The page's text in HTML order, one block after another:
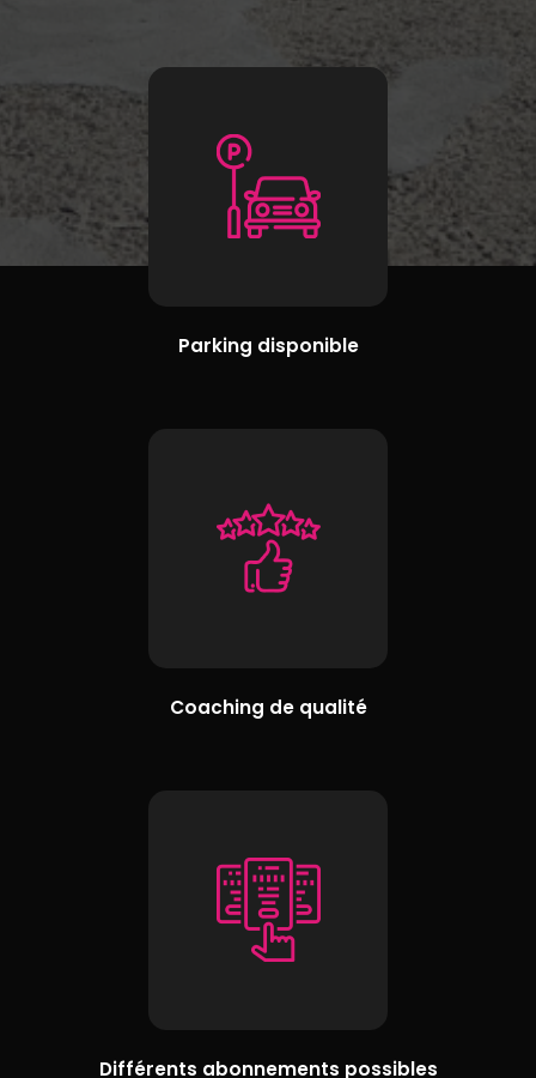
Parking disponible
Coaching de qualité
Différents abonnements possibles